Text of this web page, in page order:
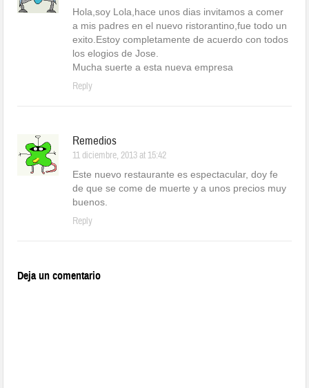
Hola,soy Lola,hace unos dias invitamos a comer
a mis padres en el nuevo ristorantino,fue todo un
exito.Estoy completamente de acuerdo con todos
los elogios de Jose.
Mucha suerte a esta nueva empresa
Reply
Remedios
11 diciembre, 2013 at 15:42
Este nuevo restaurante es espectacular, doy fe
de que se come de muerte y a unos precios muy
buenos.
Reply
Deja un comentario